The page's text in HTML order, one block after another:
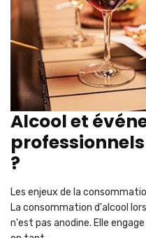
Alcool et
?
Les enjeux de la
La consommation d'alcool
n'est pas anodine. Elle